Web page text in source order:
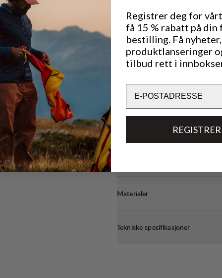
CLASSIC TREKKING
Ytelse
LIGHTWEIGHT 5/6
Materialer
Tekniske spesifikasjoner
Registrer deg for
få 15 % rabatt på din
bestilling. Få nyheter,
produktlanseringer
tilbud rett i